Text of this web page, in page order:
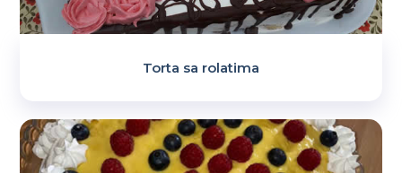
Torta sa rolatima